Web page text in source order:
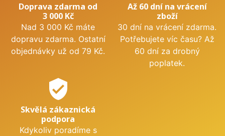
Doprava zdarma od
3 000 Kč
Nad 3 000 Kč máte
dopravu zdarma. Ostatní
objednávky už od 79 Kč.
Až 60 dní na vrácení
zboží
30 dní na vrácení zdarma.
Potřebujete víc času? Až
60 dní za drobný
poplatek.
verified_user
Skvělá zákaznická
podpora
Kdykoliv poradíme s